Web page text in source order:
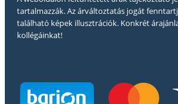
tartalmazzák. Az árváltoztatás jogát
található képek illusztrációk. Konkrét
kollégáinkat!